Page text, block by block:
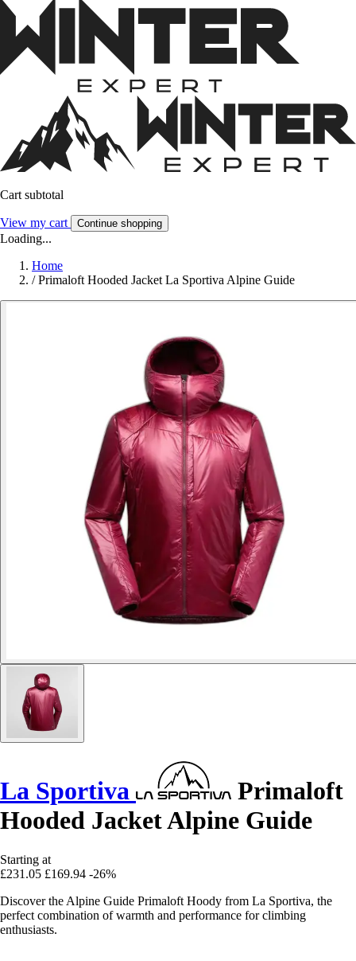
Cart subtotal
View my cart Continue shopping
Loading...
Home
/ Primaloft Hooded Jacket La Sportiva Alpine Guide
La Sportiva
Primaloft
Hooded Jacket Alpine Guide
Starting at
£231.05 £169.94 -26%
Discover the Alpine Guide Primaloft Hoody from La Sportiva, the
perfect combination of warmth and performance for climbing
enthusiasts.